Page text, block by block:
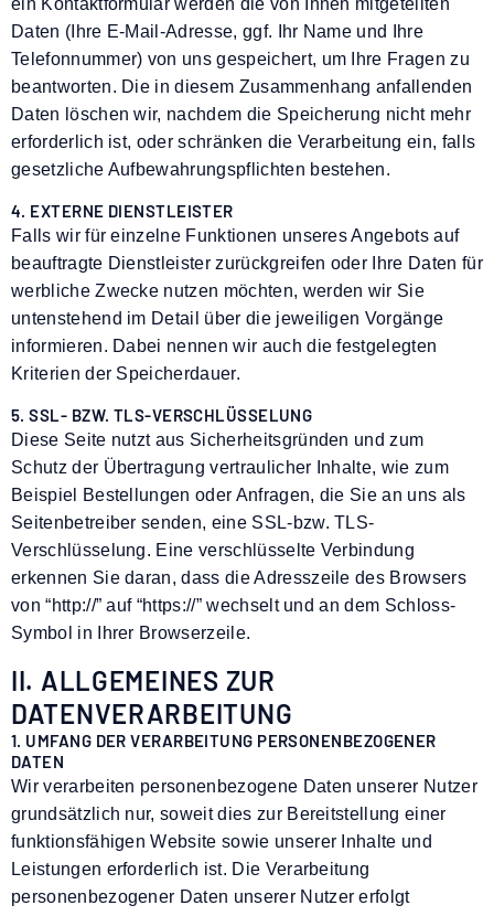
Daten (Ihre E-Mail-Adresse, ggf. Ihr Name und Ihre
Telefonnummer) von uns gespeichert, um Ihre Fragen zu
beantworten. Die in diesem Zusammenhang anfallenden
Daten löschen wir, nachdem die Speicherung nicht mehr
erforderlich ist, oder schränken die Verarbeitung ein, falls
gesetzliche Aufbewahrungspflichten bestehen.
4. EXTERNE DIENSTLEISTER
Falls wir für einzelne Funktionen unseres Angebots auf
beauftragte Dienstleister zurückgreifen oder Ihre Daten für
werbliche Zwecke nutzen möchten, werden wir Sie
untenstehend im Detail über die jeweiligen Vorgänge
informieren. Dabei nennen wir auch die festgelegten
Kriterien der Speicherdauer.
5. SSL- BZW. TLS-VERSCHLÜSSELUNG
Diese Seite nutzt aus Sicherheitsgründen und zum
Schutz der Übertragung vertraulicher Inhalte, wie zum
Beispiel Bestellungen oder Anfragen, die Sie an uns als
Seitenbetreiber senden, eine SSL-bzw. TLS-
Verschlüsselung. Eine verschlüsselte Verbindung
erkennen Sie daran, dass die Adresszeile des Browsers
von “http://” auf “https://” wechselt und an dem Schloss-
Symbol in Ihrer Browserzeile.
II. ALLGEMEINES ZUR
DATENVERARBEITUNG
1. UMFANG DER VERARBEITUNG PERSONENBEZOGENER
DATEN
Wir verarbeiten personenbezogene Daten unserer Nutzer
grundsätzlich nur, soweit dies zur Bereitstellung einer
funktionsfähigen Website sowie unserer Inhalte und
Leistungen erforderlich ist. Die Verarbeitung
personenbezogener Daten unserer Nutzer erfolgt